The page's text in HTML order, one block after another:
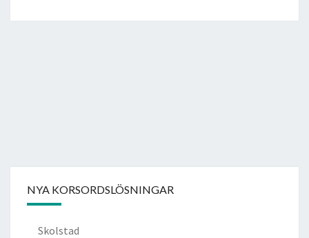
NYA KORSORDSLÖSNINGAR
Skolstad